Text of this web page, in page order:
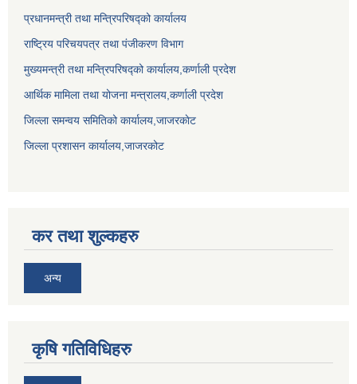
प्रधानमन्त्री तथा मन्त्रिपरिषद्को कार्यालय
राष्ट्रिय परिचयपत्र तथा पंजीकरण विभाग
मुख्यमन्त्री तथा मन्त्रिपरिषद्को कार्यालय,कर्णाली प्रदेश
आर्थिक मामिला तथा योजना मन्त्रालय,कर्णाली प्रदेश
जिल्ला समन्वय समितिको कार्यालय,जाजरकाेट
जिल्ला प्रशासन कार्यालय,जाजरकोट
कर तथा शुल्कहरु
अन्य
कृषि गतिविधिहरु